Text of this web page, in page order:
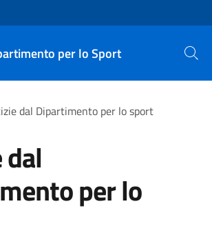
sito
per lo Sport Cerca
dal Dipartimento per lo sport
per lo